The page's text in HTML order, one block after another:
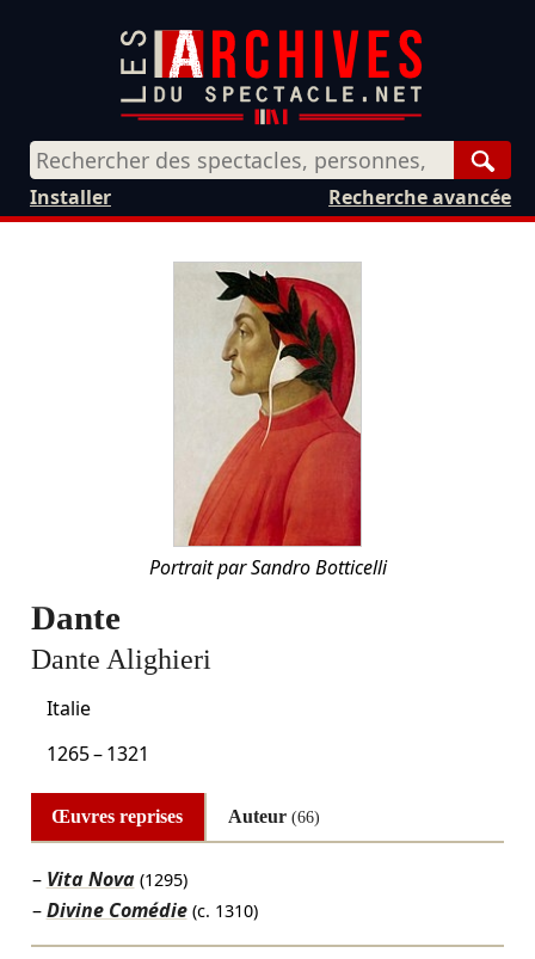
Recherche avancée
Installer
Portrait par Sandro Botticelli
Dante
Dante Alighieri
Italie
1265–1321
Œuvres reprises Auteur (66)
Vita Nova (1295)
Divine Comédie (c. 1310)